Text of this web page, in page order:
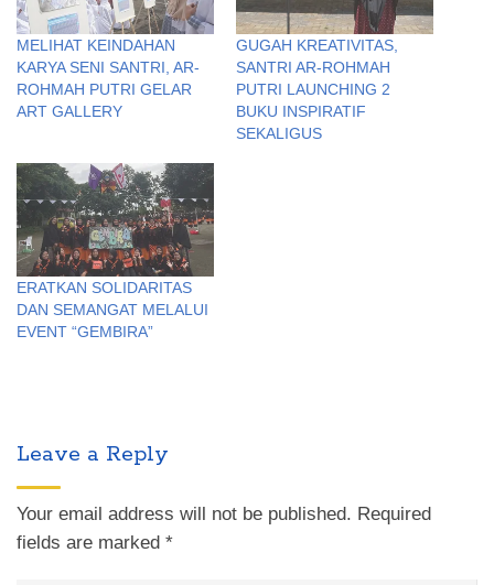
MELIHAT KEINDAHAN
KARYA SENI SANTRI, AR-
ROHMAH PUTRI GELAR
ART GALLERY
GUGAH KREATIVITAS,
SANTRI AR-ROHMAH
PUTRI LAUNCHING 2
BUKU INSPIRATIF
SEKALIGUS
ERATKAN SOLIDARITAS
DAN SEMANGAT MELALUI
EVENT “GEMBIRA”
Leave a Reply
Your email address will not be published. Required
fields are marked *